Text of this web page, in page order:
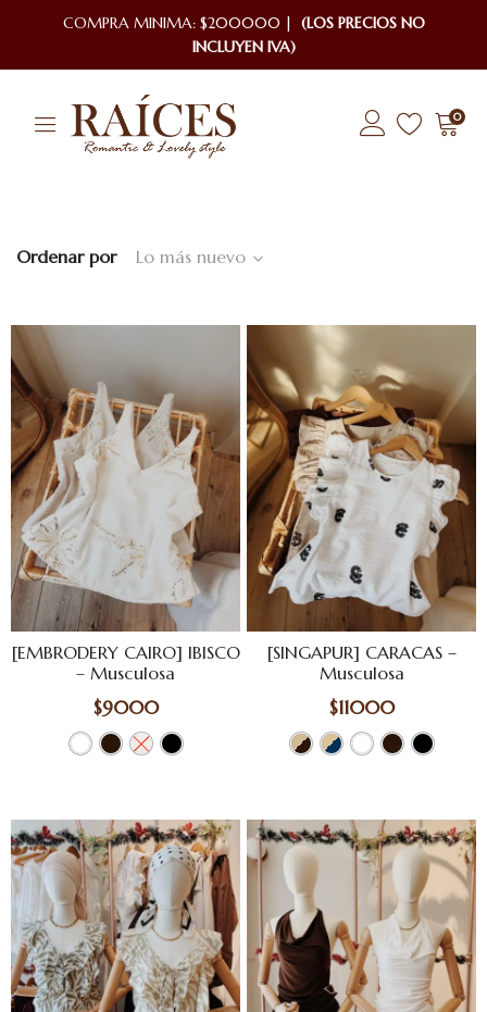
COMPRA MINIMA: $200000 | (LOS PRECIOS NO
INCLUYEN IVA)
0
Ordenar por Lo más nuevo
[EMBRODERY CAIRO] IBISCO
– Musculosa
$9000
[SINGAPUR] CARACAS –
Musculosa
$11000